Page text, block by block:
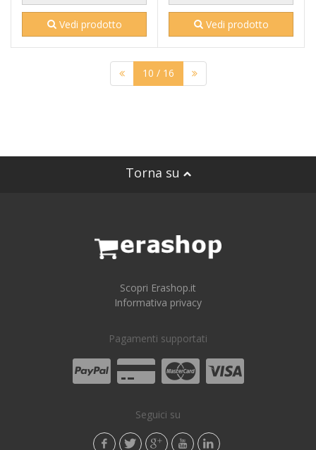
Vedi prodotto Vedi prodotto
10 / 16
Torna su
Scopri Erashop.it
Informativa privacy
Pagamenti supportati
Seguici su